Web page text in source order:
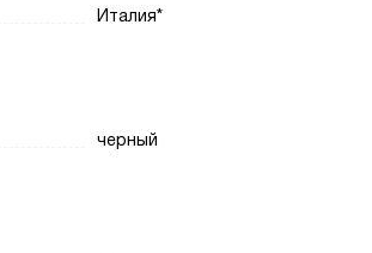
Италия*
черный